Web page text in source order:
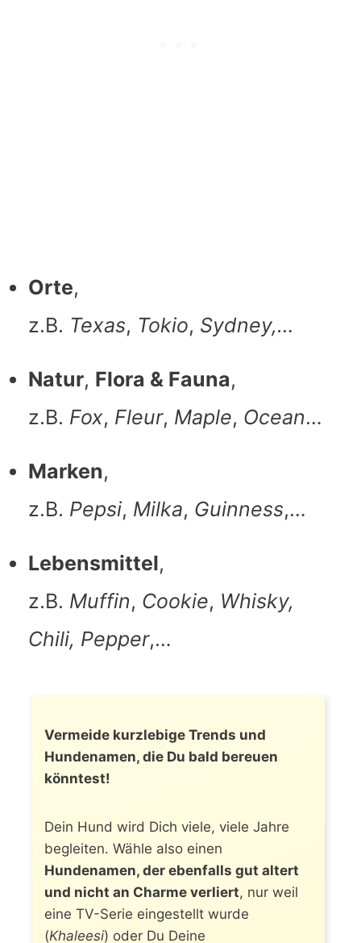
Orte,
z.B. Texas, Tokio, Sydney,…
Natur, Flora & Fauna,
z.B. Fox, Fleur, Maple, Ocean…
Marken,
z.B. Pepsi, Milka, Guinness,…
Lebensmittel,
z.B. Muffin, Cookie, Whisky,
Chili, Pepper,…
Vermeide kurzlebige Trends und
Hundenamen, die Du bald bereuen
könntest!
Dein Hund wird Dich viele, viele Jahre
begleiten. Wähle also einen
Hundenamen, der ebenfalls gut altert
und nicht an Charme verliert, nur weil
eine TV-Serie eingestellt wurde
(Khaleesi) oder Du Deine